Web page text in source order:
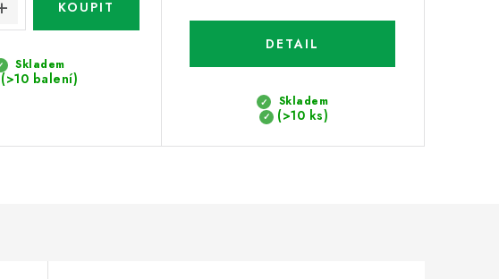
Skladem
(>10 balení)
Skladem
(>10 ks)